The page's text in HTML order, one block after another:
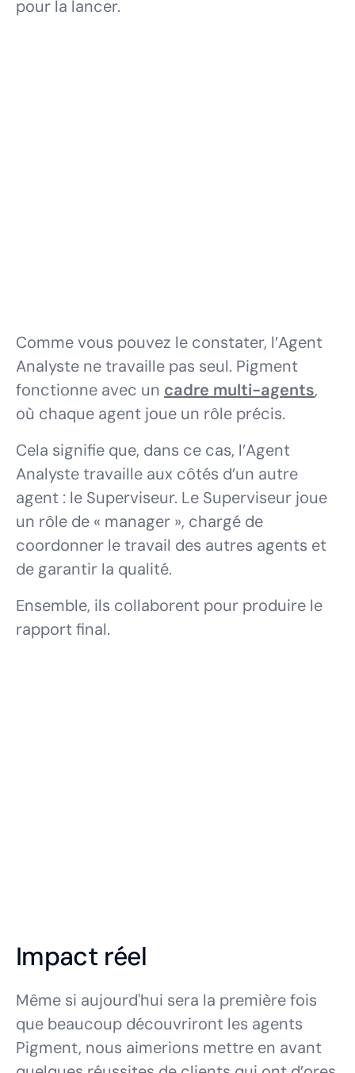
pour la lancer.
Comme vous pouvez le constater, l’Agent
Analyste ne travaille pas seul. Pigment
fonctionne avec un cadre multi-agents,
où chaque agent joue un rôle précis.
Cela signifie que, dans ce cas, l’Agent
Analyste travaille aux côtés d’un autre
agent : le Superviseur. Le Superviseur joue
un rôle de « manager », chargé de
coordonner le travail des autres agents et
de garantir la qualité.
Ensemble, ils collaborent pour produire le
rapport final.
Impact réel
Même si aujourd'hui sera la première fois
que beaucoup découvriront les agents
Pigment, nous aimerions mettre en avant